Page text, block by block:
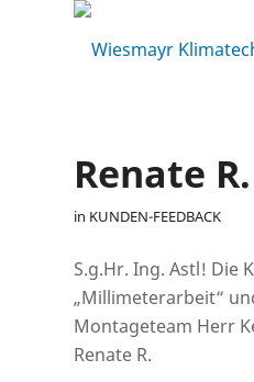
Renate R.
in KUNDEN-FEEDBACK
S.g.Hr. Ing. Astl! Die
„Millimeterarbeit“
Montageteam Herr
Renate R.